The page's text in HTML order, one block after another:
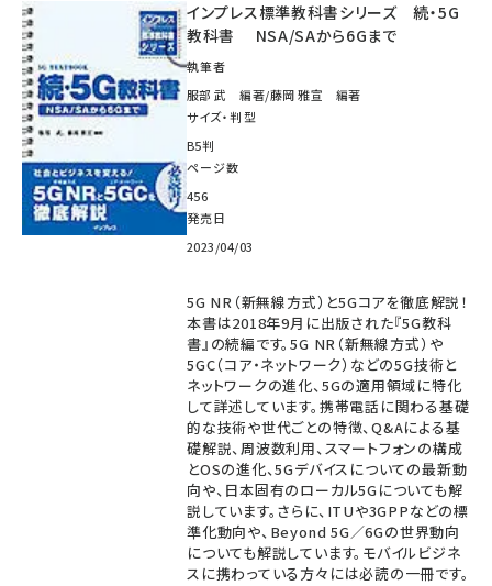
インプレス標準教科書シリーズ 続・5G
教科書 NSA/SAから6Gまで
執筆者
服部 武 編著/藤岡 雅宣 編著
サイズ・判型
B5判
ページ数
456
発売日
2023/04/03
5G NR（新無線方式）と5Gコアを徹底解説！
本書は2018年9月に出版された『5G教科
書』の続編です。5G NR（新無線方式）や
5GC（コア・ネットワーク）などの5G技術と
ネットワークの進化、5Gの適用領域に特化
して詳述しています。携帯電話に関わる基礎
的な技術や世代ごとの特徴、Q&Aによる基
礎解説、周波数利用、スマートフォンの構成
とOSの進化、5Gデバイスについての最新動
向や、日本固有のローカル5Gについても解
説しています。さらに、ITUや3GPPなどの標
準化動向や、Beyond 5G／6Gの世界動向
についても解説しています。モバイルビジネ
スに携わっている方々には必読の一冊です。